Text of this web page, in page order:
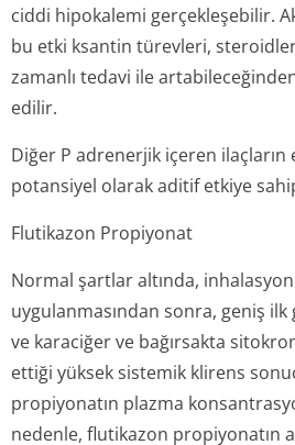
ciddi hipokalemi gerçekleşebilir.
bu etki ksantin türevleri,
zamanlı tedavi ile
edilir.
Diğer P adrenerjik içeren ilaçların
potansiyel olarak aditif etkiye
Flutikazon Propiyonat
Normal şartlar altında,
uygulanmasından sonra, geniş ilk
ve karaciğer ve bağırsakta
ettiği yüksek sistemik klirens
propiyonatın plazma
nedenle, flutikazon propiyonatın